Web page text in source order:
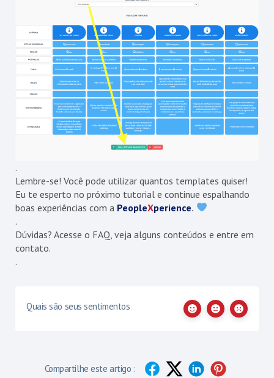
.
Lembre-se! Você pode utilizar quantos templates quiser!
Eu te esperto no próximo tutorial e continue espalhando
boas experiências com a PeopleXperience.
.
Dúvidas? Acesse o FAQ , veja alguns conteúdos e entre em
contato.
.
Quais são seus sentimentos
Compartilhe este artigo :